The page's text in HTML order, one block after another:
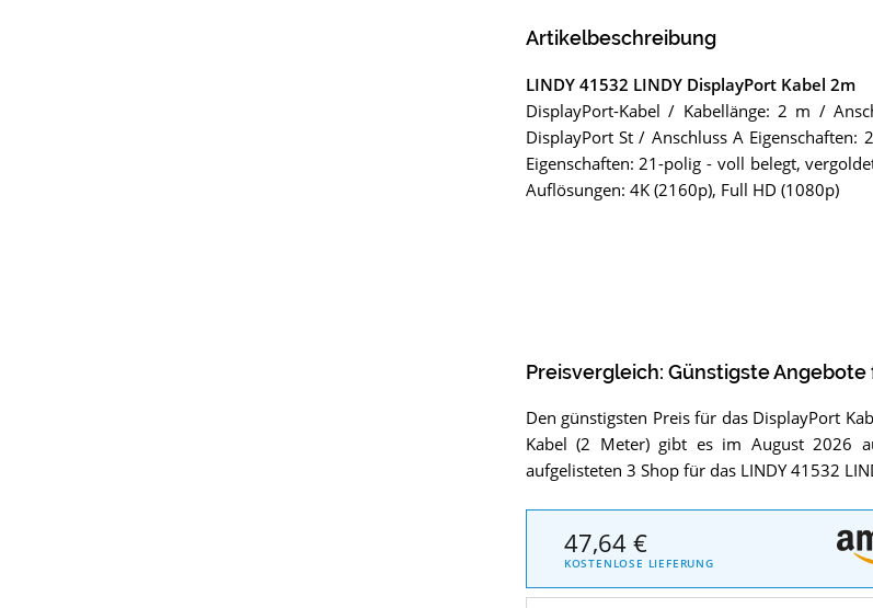
Artikelbeschreibung
LINDY 41532 LINDY DisplayPort Kabel 2m
DisplayPort-Kabel / Kabellänge: 2 m /
DisplayPort St / Anschluss A
Eigenschaften: 21-polig - voll belegt,
Auflösungen: 4K (2160p), Full HD (1080p)
Preisvergleich: Günstigste Angebote
Den günstigsten Preis für das DisplayPort
Kabel (2 Meter) gibt es im August 2026
aufgelisteten 3 Shop für das LINDY 41532
47,64 €
KOSTENLOSE LIEFERUNG